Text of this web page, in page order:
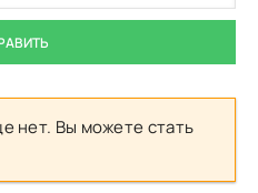
нет. Вы можете стать